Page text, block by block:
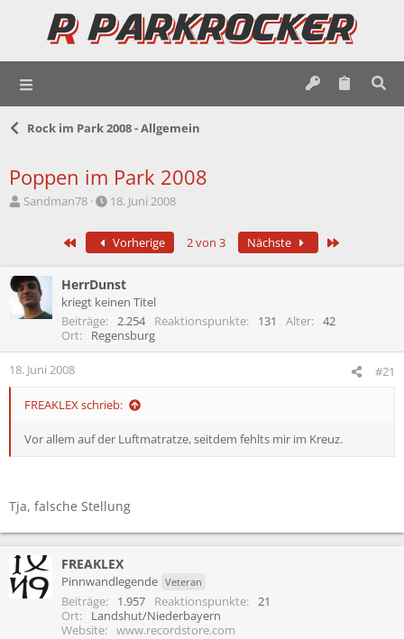
Rock im Park 2008 - Allgemein
Poppen im Park 2008
E
l
l
e
Sandman78
E
s
l
l
a
m
18. Juni 2008
Erste Vorherige 2 von 3 Nächste
HerrDunst
kriegt keinen Titel
Beiträge
2.254 Reaktionspunkte 131 Alter
42
Ort
Regensburg
18. Juni 2008 #21
FREAKLEX schrieb:
Vor allem auf der Luftmatratze, seitdem fehlts mir im Kreuz.
Tja, falsche Stellung
FREAKLEX
Pinnwandlegende Veteran
Beiträge 1.957 Reaktionspunkte
21
Ort
Landshut/Niederbayern
Website
www.recordstore.com